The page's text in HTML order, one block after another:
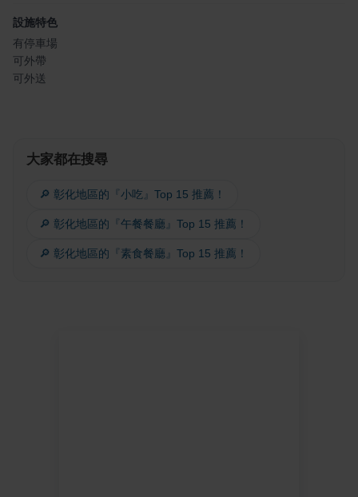
設施特色
有停車場
可外帶
可外送
大家都在搜尋
🔎 彰化地區的『小吃』Top 15 推薦！
🔎 彰化地區的『午餐餐廳』Top 15 推薦！
🔎 彰化地區的『素食餐廳』Top 15 推薦！